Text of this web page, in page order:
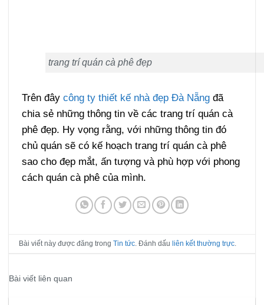
trang trí quán cà phê đẹp
Trên đây công ty thiết kế nhà đẹp Đà Nẵngđã
chia sẻ những thông tin về các trang trí quán cà
phê đẹp. Hy vọng rằng, với những thông tin đó
chủ quán sẽ có kế hoạch trang trí quán cà phê
sao cho đẹp mắt, ấn tượng và phù hợp với phong
cách quán cà phê của mình.
Bài viết này được đăng trongTin tức . Đánh dấu liên kết thường trực
Bài viết liên quan